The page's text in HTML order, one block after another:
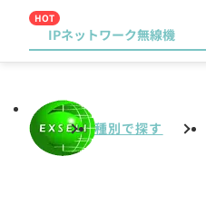
HOT
IPネットワーク無線機
種別で探す